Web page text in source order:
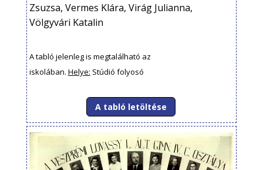
Zsuzsa, Vermes Klára, Virág Julianna,
Völgyvári Katalin
A tabló jelenleg is megtalálható az
iskolában. Helye: Stúdió folyosó
A tabló letöltése